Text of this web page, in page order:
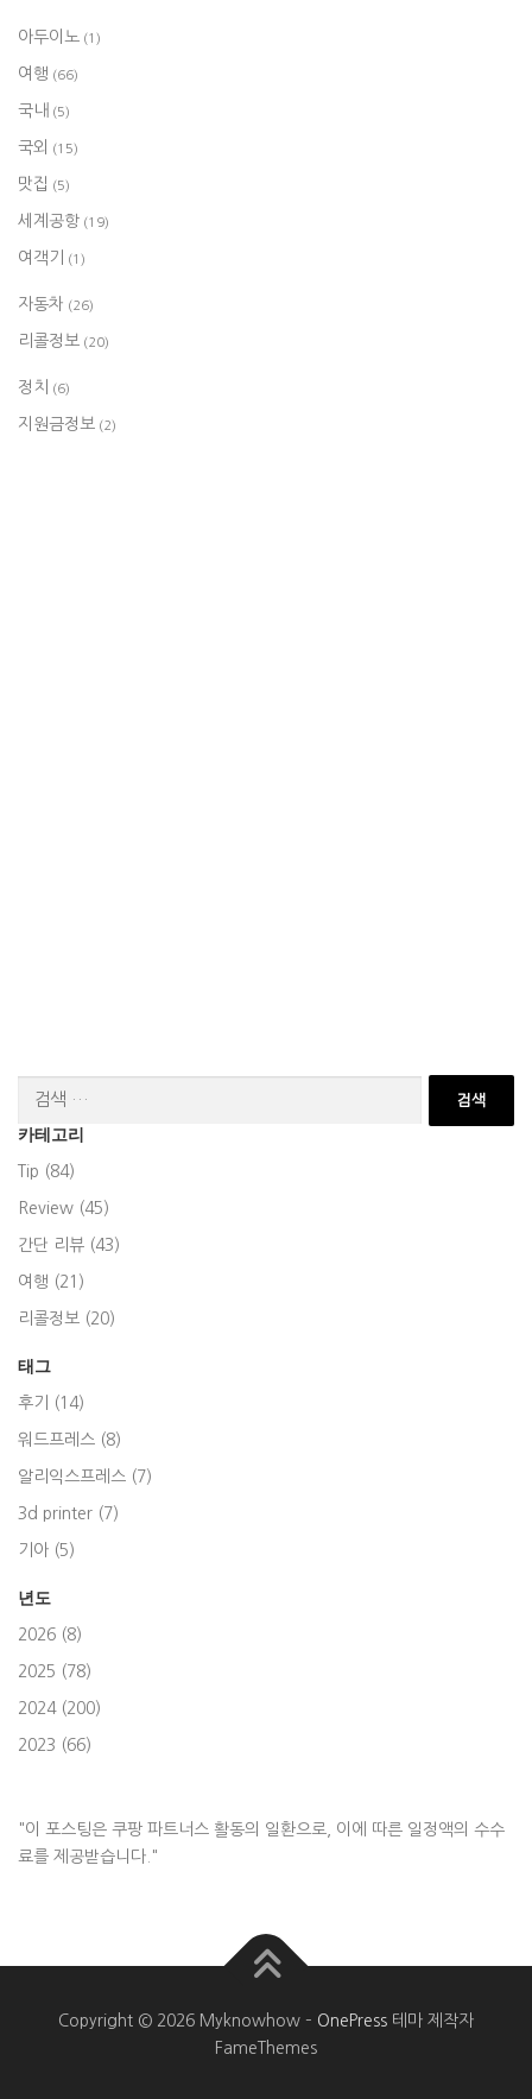
아두이노 (1)
여행 (66)
국내 (5)
국외 (15)
맛집 (5)
세계공항 (19)
여객기 (1)
자동차 (26)
리콜정보 (20)
정치 (6)
지원금정보 (2)
카테고리
Tip (84)
Review (45)
간단 리뷰 (43)
여행 (21)
리콜정보 (20)
태그
후기 (14)
워드프레스 (8)
알리익스프레스 (7)
3d printer (7)
기아 (5)
년도
2026 (8)
2025 (78)
2024 (200)
2023 (66)
"이 포스팅은 쿠팡 파트너스 활동의 일환으로, 이에 따른 일정액의 수수
료를 제공받습니다."
Copyright © 2026 Myknowhow – OnePress 테마 제작자
FameThemes